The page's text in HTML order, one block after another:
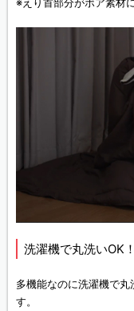
洗濯機で丸洗いOK！
多機能なのに洗濯機で
す。